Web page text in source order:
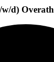
w/d) Overath